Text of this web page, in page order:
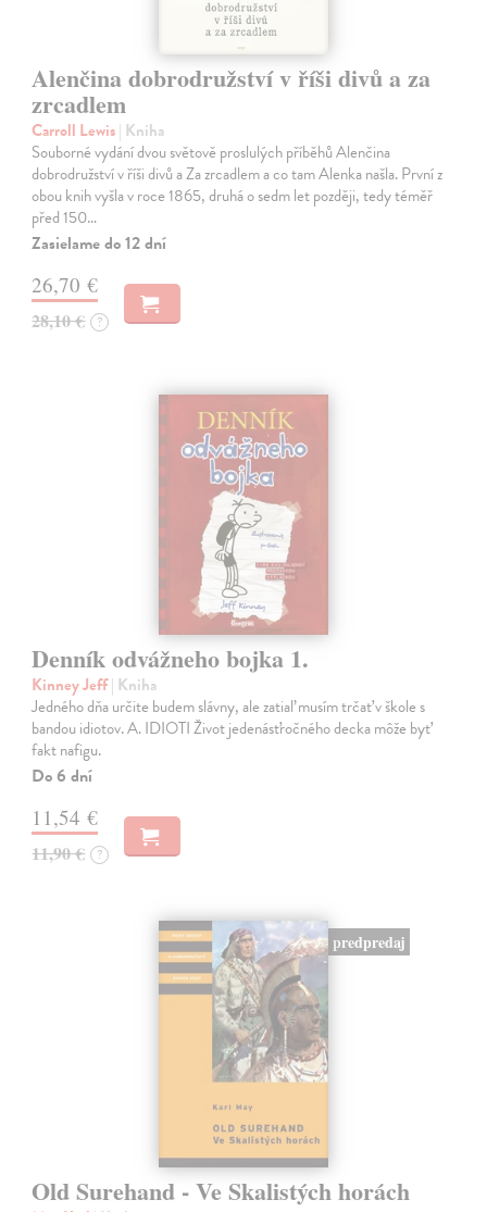
Alenčina dobrodružství v říši divů a za
zrcadlem
Carroll Lewis| Kniha
Souborné vydání dvou světově proslulých příběhů Alenčina
dobrodružství v říši divů a Za zrcadlem a co tam Alenka našla. První z
obou knih vyšla v roce 1865, druhá o sedm let později, tedy téměř
před 150…
Zasielame do 12 dní
26,70 €
28,10 € ?
Denník odvážneho bojka 1.
Kinney Jeff| Kniha
Jedného dňa určite budem slávny, ale zatiaľ musím trčať v škole s
bandou idiotov. A. IDIOTI Život jedenásťročného decka môže byť
fakt nafigu.
Do 6 dní
11,54 €
11,90 € ?
predpredaj
Old Surehand - Ve Skalistých horách